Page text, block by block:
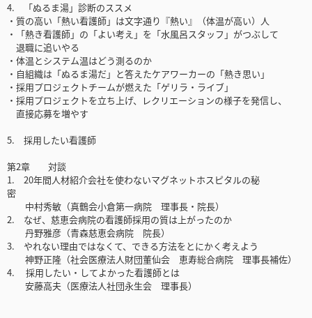
4. 「ぬるま湯」診断のススメ
・質の高い「熱い看護師」は文字通り『熱い』（体温が高い）人
・「熱き看護師」の「よい考え」を「水風呂スタッフ」がつぶして
退職に追いやる
・体温とシステム温はどう測るのか
・自組織は「ぬるま湯だ」と答えたケアワーカーの「熱き思い」
・採用プロジェクトチームが燃えた「ゲリラ・ライブ」
・採用プロジェクトを立ち上げ、レクリエーションの様子を発信し、
直接応募を増やす
5. 採用したい看護師
第2章 対談
1. 20年間人材紹介会社を使わないマグネットホスピタルの秘
密
中村秀敏（真鶴会小倉第一病院 理事長・院長）
2. なぜ、慈恵会病院の看護師採用の質は上がったのか
丹野雅彦（青森慈恵会病院 院長）
3. やれない理由ではなくて、できる方法をとにかく考えよう
神野正隆（社会医療法人財団董仙会 恵寿総合病院 理事長補佐）
4. 採用したい・してよかった看護師とは
安藤高夫（医療法人社団永生会 理事長）